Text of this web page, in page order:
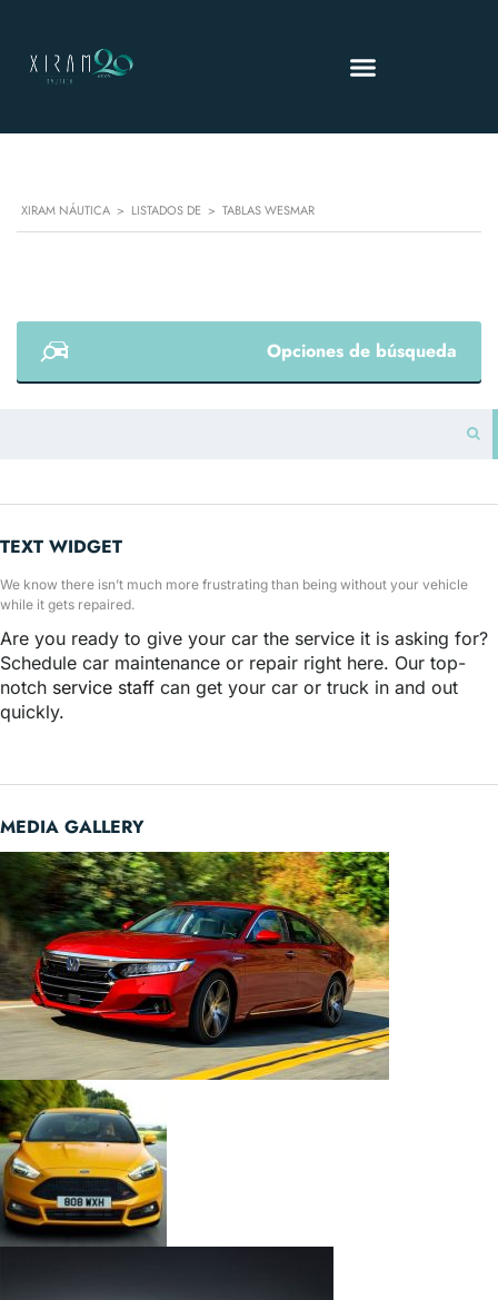
XIRAM NÁUTICA > LISTADOS DE > TABLAS WESMAR
Opciones de búsqueda
TEXT WIDGET
We know there isn’t much more frustrating than being without your vehicle
while it gets repaired.
Are you ready to give your car the service it is asking for?
Schedule car maintenance or repair right here. Our top-
notch service staff can get your car or truck in and out
quickly.
MEDIA GALLERY